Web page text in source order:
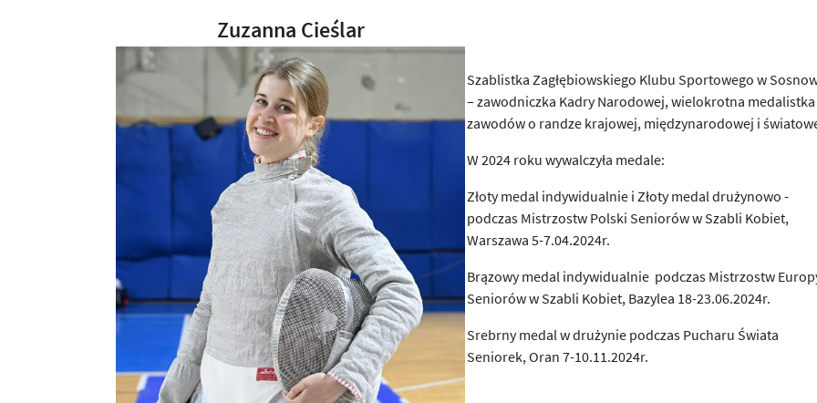
Zuzanna Cieślar
Szablistka Zagłębiowskiego Klubu Sportowego w
– zawodniczka Kadry Narodowej, wielokrotna medalistka
zawodów o randze krajowej, międzynarodowej i
W 2024 roku wywalczyła medale:
Złoty medal indywidualnie i Złoty medal drużynowo -
podczas Mistrzostw Polski Seniorów w Szabli Kobiet,
Warszawa 5-7.04.2024r.
Brązowy medal indywidualnie podczas Mistrzostw
Seniorów w Szabli Kobiet, Bazylea 18-23.06.2024r.
Srebrny medal w drużynie podczas Pucharu Świata
Seniorek, Oran 7-10.11.2024r.